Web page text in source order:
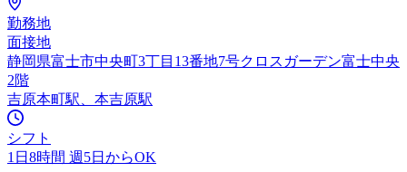
勤務地
面接地
静岡県富士市中央町3丁目13番地7号クロスガーデン富士中央
2階
吉原本町駅、本吉原駅
シフト
1日8時間 週5日からOK